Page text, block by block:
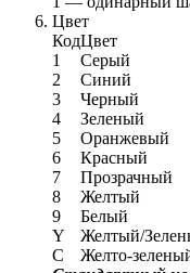
Цвет
КодЦвет
1
Серый
2
Синий
3
Черный
4
Зеленый
5
Оранжевый
6
Красный
7
Прозрачный
8
Желтый
9
Белый
Y
Желтый/
C
Желто-